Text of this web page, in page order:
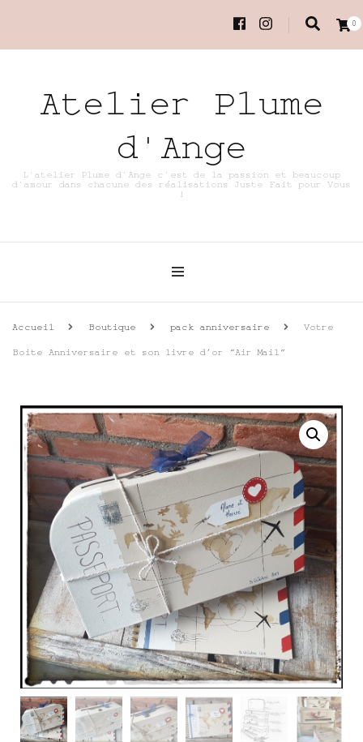
0
Atelier Plume
d'Ange
L'atelier Plume d'Ange c'est de la passion et beaucoup
d'amour dans chacune des réalisations Juste Fait pour Vous
!
Accueil Boutique pack anniversaire Votre
Boite Anniversaire et son livre d’or “Air Mail”